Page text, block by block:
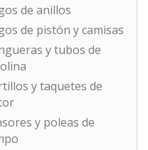
de anillos
de pistón y camisas
y tubos de
y taquetes de
y poleas de